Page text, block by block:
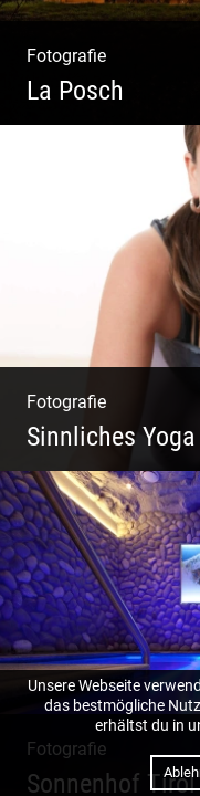
Fotografie
La Posch
Kuschelige
Luxuriöse
Fotografie
Sinnliches Yoga
Tantrisches
Sinnlichkeit
Fotografie
Sonnenhof Tirol
Unsere Webseite
das bestmögliche
erhältst du in